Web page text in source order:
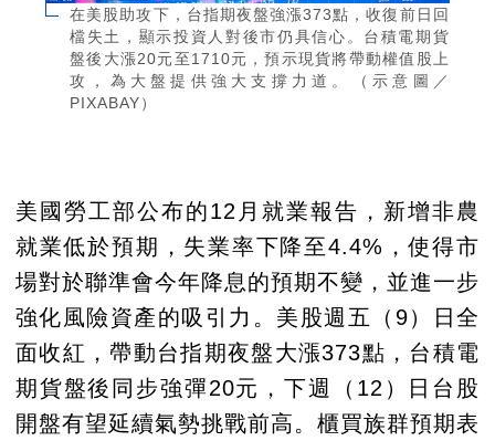
在美股助攻下，台指期夜盤強漲373點，收復前日回
檔失土，顯示投資人對後市仍具信心。台積電期貨
盤後大漲20元至1710元，預示現貨將帶動權值股上
攻，為大盤提供強大支撐力道。（示意圖／
PIXABAY）
美國勞工部公布的12月就業報告，新增非農
就業低於預期，失業率下降至4.4%，使得市
場對於聯準會今年降息的預期不變，並進一步
強化風險資產的吸引力。美股週五（9）日全
面收紅，帶動台指期夜盤大漲373點，台積電
期貨盤後同步強彈20元，下週（12）日台股
開盤有望延續氣勢挑戰前高。櫃買族群預期表